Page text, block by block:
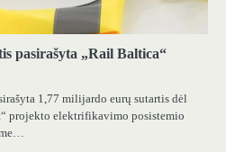
pasirašyta „Rail Baltica“
1,77 milijardo eurų sutartis dėl
projekto elektrifikavimo posistemio